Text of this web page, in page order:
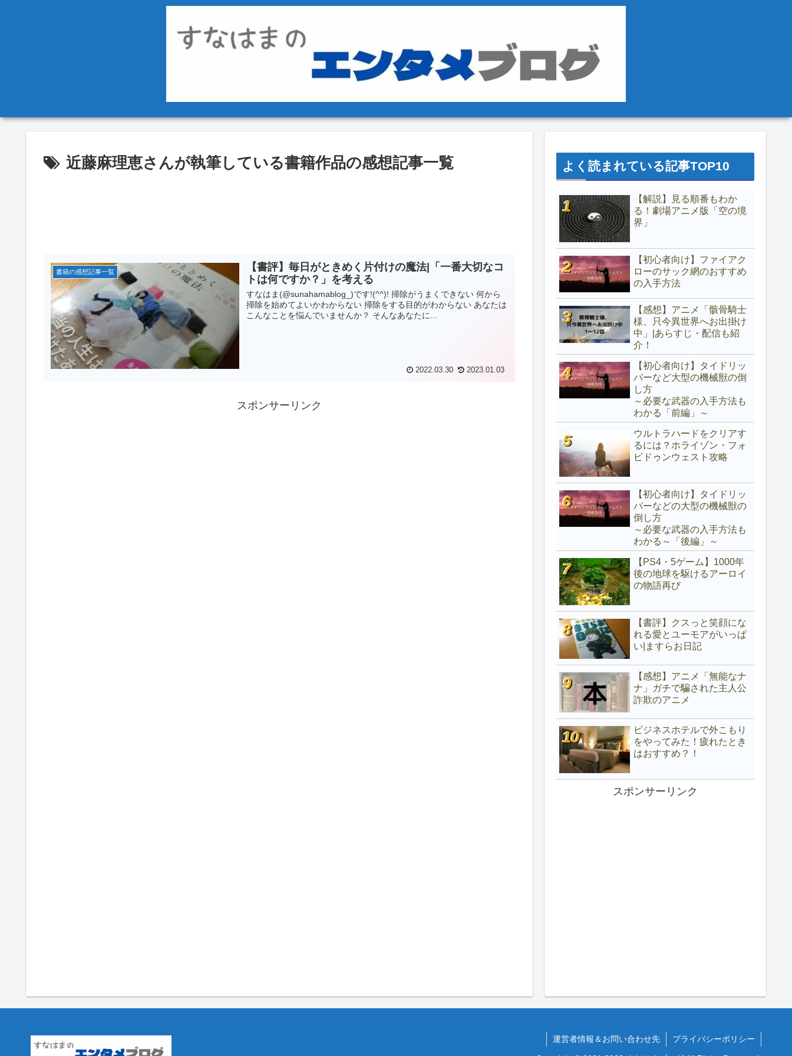
近藤麻理恵さんが執筆している書籍作品の感想記事一覧
書籍の感想記事一覧
【書評】毎日がときめく片付けの魔法|「一番大切なコ
トは何ですか？」を考える
すなはま(@sunahamablog_)です!(^^)! 掃除がうまくできない 何から
掃除を始めてよいかわからない 掃除をする目的がわからない あなたは
こんなことを悩んでいませんか？ そんなあなたに...
2022.03.30 2023.01.03
スポンサーリンク
よく読まれている記事TOP10
【解説】見る順番もわか
る！劇場アニメ版「空の境
界」
【初心者向け】ファイアク
ローのサック網のおすすめ
の入手方法
【感想】アニメ「骸骨騎士
様、只今異世界へお出掛け
中」|あらすじ・配信も紹
介！
【初心者向け】タイドリッ
パーなど大型の機械獣の倒
し方
～必要な武器の入手方法も
わかる「前編」～
ウルトラハードをクリアす
るには？ホライゾン・フォ
ビドゥンウェスト攻略
【初心者向け】タイドリッ
パーなどの大型の機械獣の
倒し方
～必要な武器の入手方法も
わかる～「後編」～
【PS4・5ゲーム】1000年
後の地球を駆けるアーロイ
の物語再び
【書評】クスっと笑顔にな
れる愛とユーモアがいっぱ
い|ますらお日記
【感想】アニメ「無能なナ
ナ」ガチで騙された主人公
詐欺のアニメ
ビジネスホテルで外こもり
をやってみた！疲れたとき
はおすすめ？！
スポンサーリンク
運営者情報＆お問い合わせ先 プライバシーポリシー